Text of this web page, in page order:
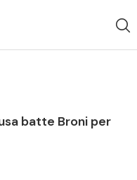
batte Broni per